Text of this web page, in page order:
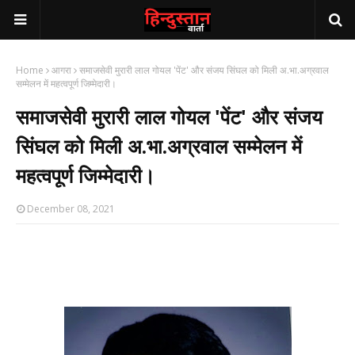
Home आगरा समाजसेवी मुरारी लाल गोयल 'पेंट' और संजय सिंघल को मिली अ.भा.अग्रवाल
सम्मेलन में महत्वपूर्ण जिम्मेदारी।
समाजसेवी मुरारी लाल गोयल 'पेंट' और संजय
सिंघल को मिली अ.भा.अग्रवाल सम्मेलन में
महत्वपूर्ण जिम्मेदारी।
December 08, 2021